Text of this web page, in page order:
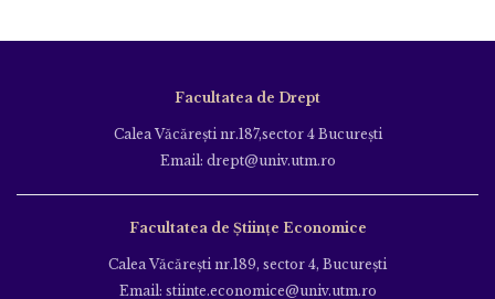
Facultatea de Drept
Calea Văcăreşti nr.187,sector 4 Bucureşti
Email: drept@univ.utm.ro
Facultatea de Științe Economice
Calea Văcăreşti nr.189, sector 4, Bucureşti
Email: stiinte.economice@univ.utm.ro